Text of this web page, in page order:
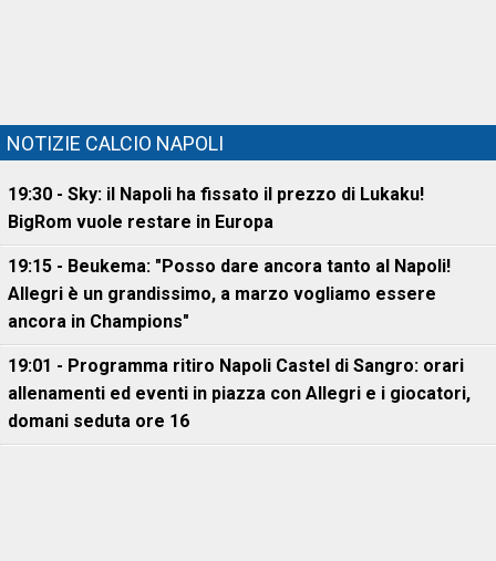
NOTIZIE CALCIO NAPOLI
19:30 - Sky: il Napoli ha fissato il prezzo di Lukaku!
BigRom vuole restare in Europa
19:15 - Beukema: "Posso dare ancora tanto al Napoli!
Allegri è un grandissimo, a marzo vogliamo essere
ancora in Champions"
19:01 - Programma ritiro Napoli Castel di Sangro: orari
allenamenti ed eventi in piazza con Allegri e i giocatori,
domani seduta ore 16